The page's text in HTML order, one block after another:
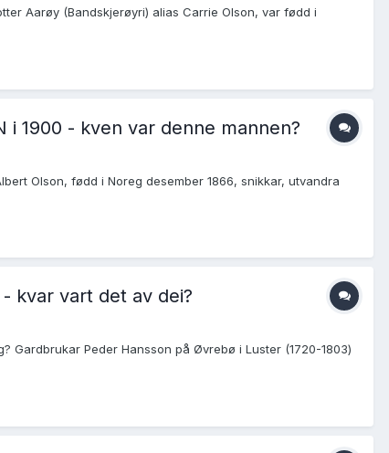
Aarøy (Bandskjerøyri) alias Carrie Olson, var fødd i
1900 - kven var denne mannen?
Olson, fødd i Noreg desember 1866, snikkar, utvandra
kvar vart det av dei?
Gardbrukar Peder Hansson på Øvrebø i Luster (1720-1803)